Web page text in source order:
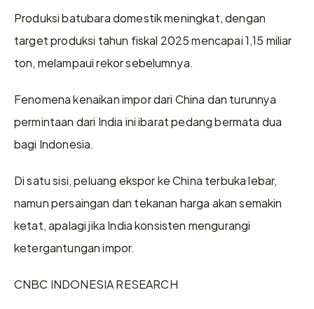
Produksi batubara domestik meningkat, dengan
target produksi tahun fiskal 2025 mencapai 1,15 miliar
ton, melampaui rekor sebelumnya.
Fenomena kenaikan impor dari China dan turunnya
permintaan dari India ini ibarat pedang bermata dua
bagi Indonesia.
Di satu sisi, peluang ekspor ke China terbuka lebar,
namun persaingan dan tekanan harga akan semakin
ketat, apalagi jika India konsisten mengurangi
ketergantungan impor.
CNBC INDONESIA RESEARCH